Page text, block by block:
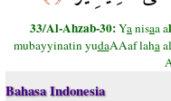
33/Al-Ahzab-30:Yanisaa al
mubayyinatin yudaAAaf laha
Bahasa Indonesia